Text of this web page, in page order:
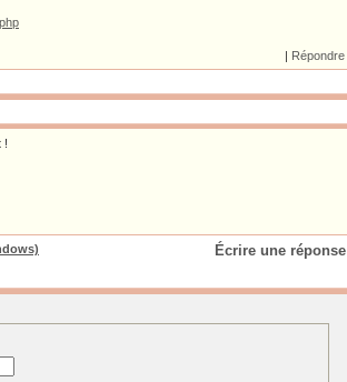
| Répondre
!
Écrire une réponse